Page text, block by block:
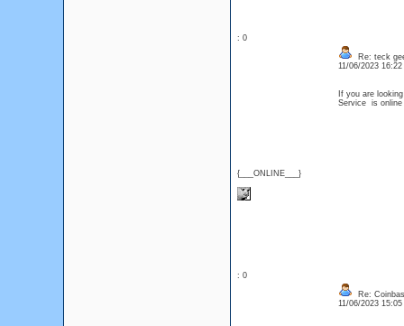
: 0
{___ONLINE___}
Re: teck
11/06/2023
If you are
Service is
: 0
Re:
11/06/2023